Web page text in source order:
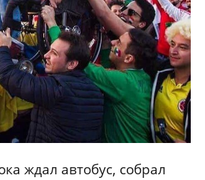
ждал автобус, собрал